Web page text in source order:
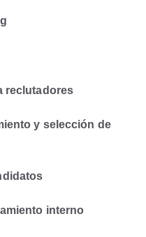
reclutadores
y selección de
interno